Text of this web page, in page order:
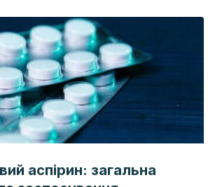
аспірин: загальна